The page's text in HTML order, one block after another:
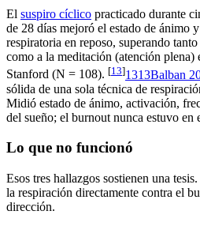
El suspiro cíclico practicado durante
de 28 días mejoró el estado de ánimo
respiratoria en reposo, superando
como a la meditación (atención plena)
Stanford (N = 108). [13]1313Balban
sólida de una sola técnica de
Midió estado de ánimo, activación,
del sueño; el burnout nunca estuvo en
Lo que no funcionó
Esos tres hallazgos sostienen una
la respiración directamente contra el
dirección.